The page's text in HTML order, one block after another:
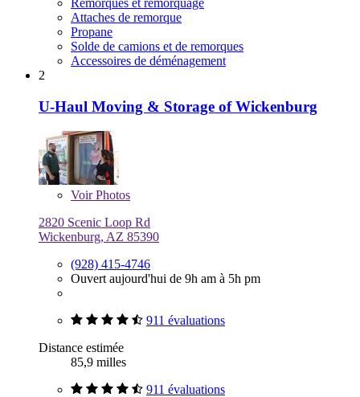
Remorques et remorquage
Attaches de remorque
Propane
Solde de camions et de remorques
Accessoires de déménagement
2
U-Haul Moving & Storage of Wickenburg
VoirPhotos
2820 Scenic Loop Rd
Wickenburg, AZ 85390
(928) 415-4746
Ouvert aujourd'hui de 9h am à 5h pm
911 évaluations
Distance estimée
85,9 milles
911 évaluations